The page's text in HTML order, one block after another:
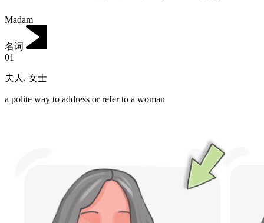
Madam
名词
01
夫人 , 女士
a polite way to address or refer to a woman